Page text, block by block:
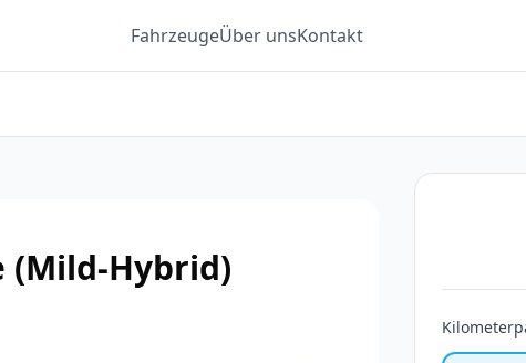
FahrzeugeÜber unsKontakt
(Mild-Hybrid)